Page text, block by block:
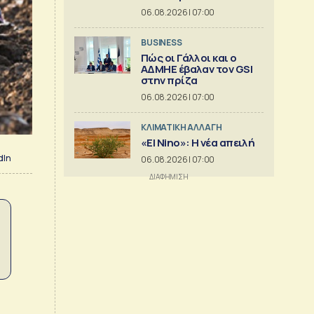
06.08.2026 | 07:00
BUSINESS
Πώς οι Γάλλοι και ο
ΑΔΜΗΕ έβαλαν τον GSI
στην πρίζα
06.08.2026 | 07:00
ΚΛΙΜΑΤΙΚΗ ΑΛΛΑΓΗ
«El Nino»: Η νέα απειλή
06.08.2026 | 07:00